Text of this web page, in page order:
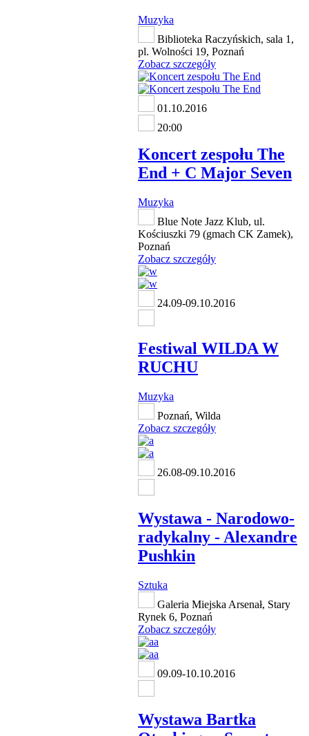
Muzyka
Biblioteka Raczyńskich, sala 1,
pl. Wolności 19, Poznań
Zobacz szczegóły
01.10.2016
20:00
Koncert zespołu The
End + C Major Seven
Muzyka
Blue Note Jazz Klub, ul.
Kościuszki 79 (gmach CK Zamek),
Poznań
Zobacz szczegóły
24.09-09.10.2016
Festiwal WILDA W
RUCHU
Muzyka
Poznań, Wilda
Zobacz szczegóły
26.08-09.10.2016
Wystawa - Narodowo-
radykalny - Alexandre
Pushkin
Sztuka
Galeria Miejska Arsenał, Stary
Rynek 6, Poznań
Zobacz szczegóły
09.09-10.10.2016
Wystawa Bartka